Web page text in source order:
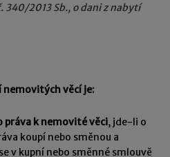
340/2013 Sb., o dani z nabytí
nemovitých věcí je:
práva k nemovité věci, jde-li o
koupí nebo směnou a
v kupní nebo směnné smlouvě